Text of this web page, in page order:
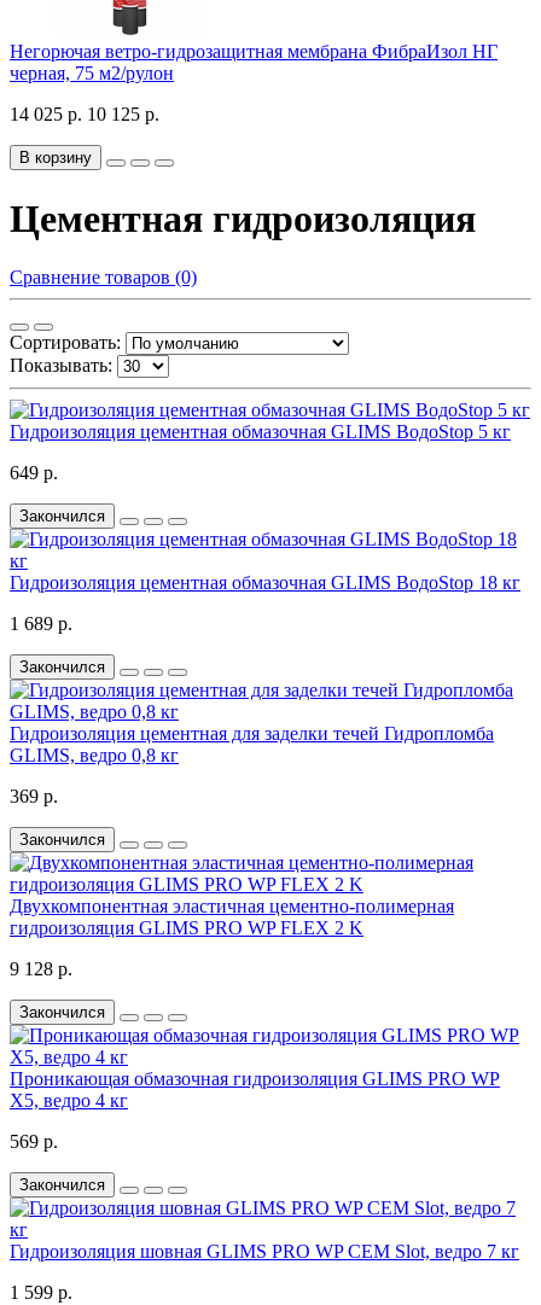
Негорючая ветро-гидрозащитная мембрана ФибраИзол НГ
черная, 75 м2/рулон
14 025 р. 10 125 р.
В корзину
Цементная гидроизоляция
Сравнение товаров (0)
Сортировать:
Показывать:
Гидроизоляция цементная обмазочная GLIMS ВодоStop 5 кг
649 р.
Закончился
Гидроизоляция цементная обмазочная GLIMS ВодоStop 18 кг
1 689 р.
Закончился
Гидроизоляция цементная для заделки течей Гидропломба
GLIMS, ведро 0,8 кг
369 р.
Закончился
Двухкомпонентная эластичная цементно-полимерная
гидроизоляция GLIMS PRO WP FLEX 2 K
9 128 р.
Закончился
Проникающая обмазочная гидроизоляция GLIMS PRO WP
X5, ведро 4 кг
569 р.
Закончился
Гидроизоляция шовная GLIMS PRO WP СЕМ Slot, ведро 7 кг
1 599 р.